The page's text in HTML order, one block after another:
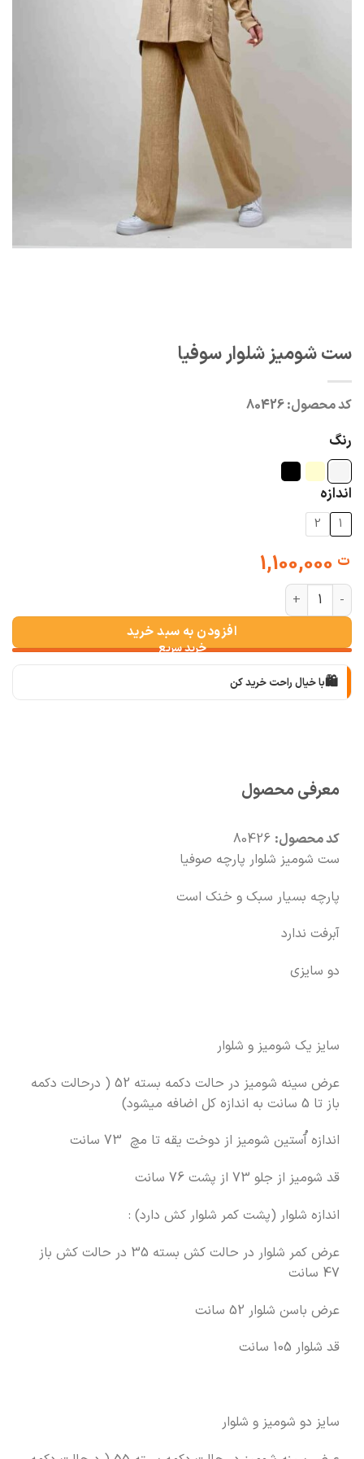
ست شومیز شلوار سوفیا
کد محصول:80426
رنگ
اندازه
2
ت1,100,000
ست شومیز شلوار سوفیا عدد
افزودن به سبد خرید
🛍️با خیال راحت خرید کن
🧡بعد از خرید هم کنارتیم
معرفی محصول
کد محصول: 80426
ست شومیز شلوار پارچه صوفیا
پارچه بسیار سبک و خنک است
آبرفت ندارد
دو سایزی
سایز یک شومیز و شلوار
عرض سینه شومیز در حالت دکمه بسته 52 ( درحالت دکمه
باز تا 5 سانت به اندازه کل اضافه میشود)
اندازه آُستین شومیز از دوخت یقه تا مچ 73 سانت
قد شومیز از جلو 73 از پشت 76 سانت
اندازه شلوار (پشت کمر شلوار کش دارد) :
عرض کمر شلوار در حالت کش بسته 35 در حالت کش باز
47 سانت
عرض باسن شلوار 52 سانت
قد شلوار 105 سانت
سایز دو شومیز و شلوار